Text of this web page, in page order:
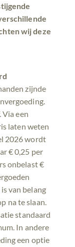
wij deze
zijnde
een
laten weten
2026 wordt
€ 0,25 per
onbelast €
van belang
na te slaan.
standaard
In andere
een optie